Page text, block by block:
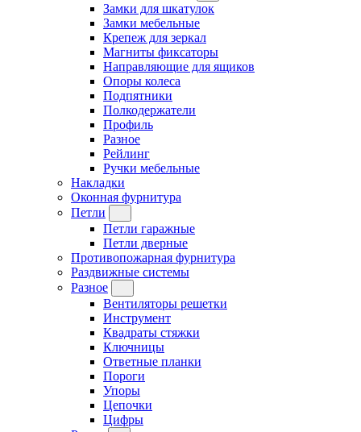
Замки для шкатулок
Замки мебельные
Крепеж для зеркал
Магниты фиксаторы
Направляющие для ящиков
Опоры колеса
Подпятники
Полкодержатели
Профиль
Разное
Рейлинг
Ручки мебельные
Накладки
Оконная фурнитура
Петли
Петли гаражные
Петли дверные
Противопожарная фурнитура
Раздвижные системы
Разное
Вентиляторы решетки
Инструмент
Квадраты стяжки
Ключницы
Ответные планки
Пороги
Упоры
Цепочки
Цифры